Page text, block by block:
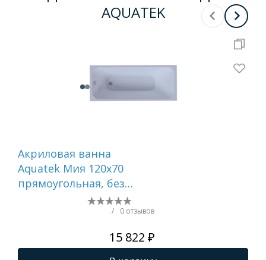
AQUATEK
Акриловая ванна
Aquatek Мия 120x70
прямоугольная, без
каркаса и экрана
/ 0 отзывов
15 822 ₽